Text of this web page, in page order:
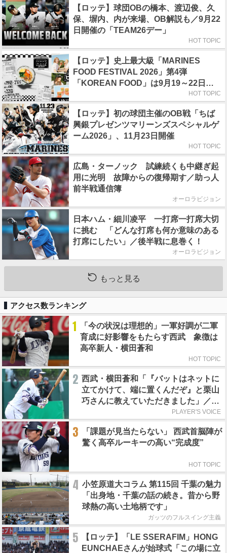
【ロッテ】球団OBの橋本、渡辺俊、久
保、塀内、内が来場、OB解説も／9月22
日開催の「TEAM26デー」
HOT TOPIC
【ロッテ】史上最大級「MARINES
FOOD FESTIVAL 2026」第4弾
「KOREAN FOOD」は9月19～22日／
HOT TOPIC
【ロッテ】初の球団主催のOB戦「ちば
興銀プレゼンツマリーンズスペシャルゲ
ーム2026」、11月23日開催
HOT TOPIC
広島・ターノック 試練続くも中継ぎ起
用に光明 故障からの復帰期す／助っ人
前半戦通信簿
オーロラビジョン
日本ハム・細川凌平 一打席一打席大切
に挑む 「どんな打席も何か意味のある
打席にしたい」／後半戦に息巻く！
オーロラビジョン
もっと見る
アクセス数ランキング
1
「今の状況は理想的」一軍好調が二軍
育成に好影響をもたらす西武 象徴は
高卒新人・横田蒼和
HOT TOPIC
2 西武・横田蒼和「『バットはネットに
立てかけて、端に置くんだぞ』と栗山
巧さんに教えていただきました」／憧
PLAYER'S VOICE
3
「課題が見当たらない」 西武首脳陣が
驚く高卒ルーキーの高い“完成度”
HOT TOPIC
4 小笠原道大コラム 第115回 千葉の魅力
「出身地・千葉の話の続き。昔から野
球熱の高い土地柄です」
ガッツのフルスイング主義
5
【ロッテ】「LE SSERAFIM」HONG
EUNCHAEさんが始球式「この場に立